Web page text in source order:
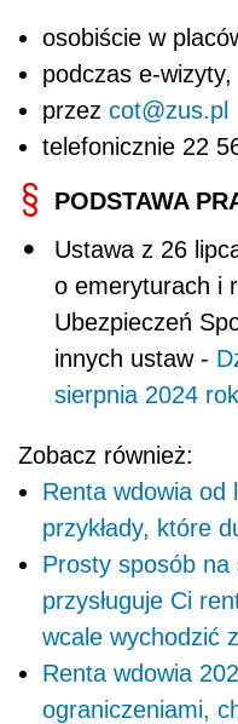
osobiście w
podczas e-wizyty,
przez cot@zus.pl
telefonicznie 22
PODSTAWA
Ustawa z 26
o emeryturach i
Ubezpieczeń
innych ustaw -
sierpnia 2024
Zobacz również:
Renta wdowia od
przykłady, które
Prosty sposób
przysługuje Ci
wcale wychodzić
Renta wdowia
ograniczeniami,